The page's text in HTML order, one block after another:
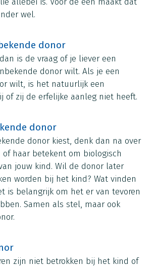
wel.
donor
is de vraag of je liever een
donor wilt. Als je een
wilt, is het natuurlijk een
of zij de erfelijke aanleg niet heeft.
donor
donor kiest, denk dan na over
haar betekent om biologisch
jouw kind. Wil de donor later
worden bij het kind? Wat vinden
is belangrijk om het er van tevoren
Samen als stel, maar ook
zijn niet betrokken bij het kind of